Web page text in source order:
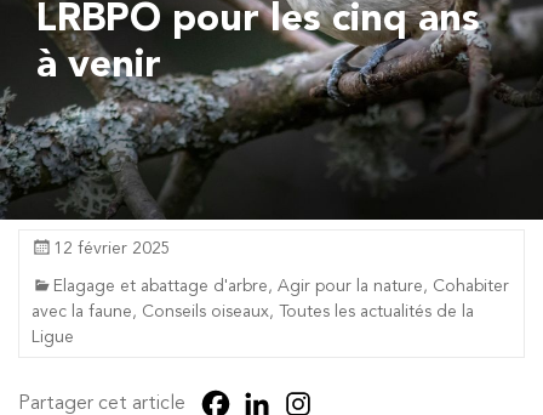
LRBPO pour les cinq ans
à venir
12 février 2025
Elagage et abattage d'arbre, Agir pour la nature, Cohabiter
avec la faune, Conseils oiseaux,
Toutes les actualités de la
Ligue
Partager cet article